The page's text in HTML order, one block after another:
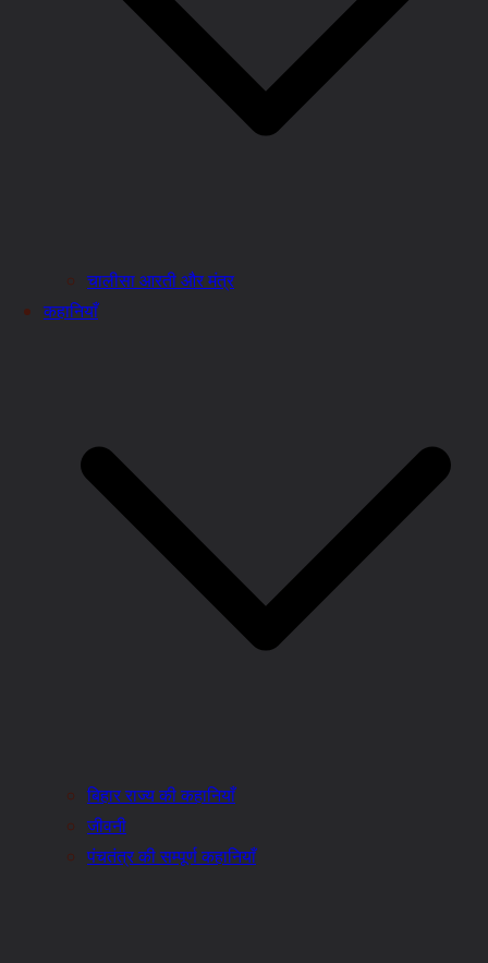
चालीसा आरती और मंत्र
कहानियाँ
बिहार राज्य की कहानियाँ
जीवनी
पंचतंत्र की सम्पूर्ण कहानियाँ